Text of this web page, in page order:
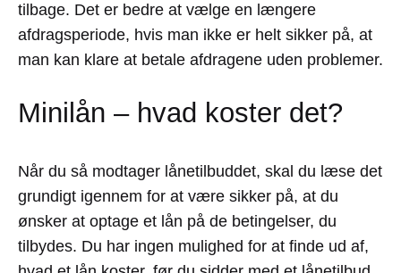
tilbage. Det er bedre at vælge en længere
afdragsperiode, hvis man ikke er helt sikker på, at
man kan klare at betale afdragene uden problemer.
Minilån – hvad koster det?
Når du så modtager lånetilbuddet, skal du læse det
grundigt igennem for at være sikker på, at du
ønsker at optage et lån på de betingelser, du
tilbydes. Du har ingen mulighed for at finde ud af,